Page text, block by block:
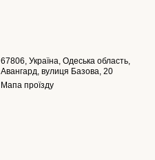
67806, Україна, Одеська область,
Авангард, вулиця Базова, 20
Мапа проїзду